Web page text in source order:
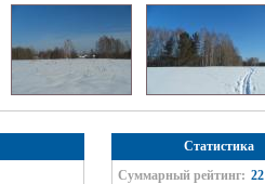
Статистика
Суммарный рейтинг: 22